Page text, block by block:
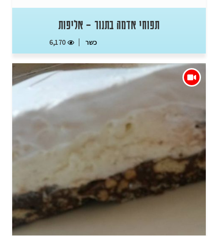
תפוחי אדמה בתנור – אליפות
כשר 6,170